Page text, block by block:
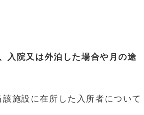
入院又は外泊した場合や月の途
施設に在所した入所者について